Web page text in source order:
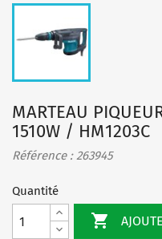
MARTEAU
1510W / HM1203C
Référence : 263945
Quantité
